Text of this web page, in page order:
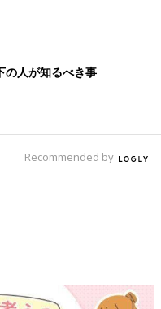
の人が知るべき事
Recommended by
も】妊婦の感染症対策、知